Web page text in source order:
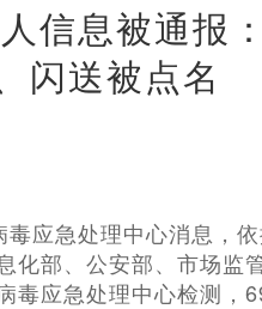
信息被通报
闪送被点名
应急处理中心消息，
化部、公安部、市场监
毒应急处理中心检测，